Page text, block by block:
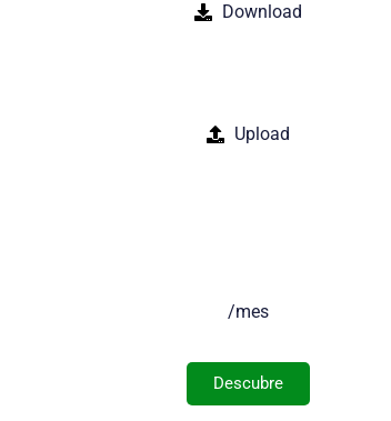
Download
Upload
/mes
Descubre